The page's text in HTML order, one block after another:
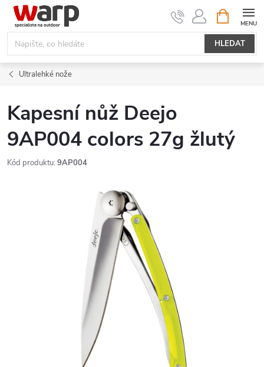
Přejít
obsah
HLEDAT
NÁKUPNÍ
KOŠÍK
Ultralehké nože
Kapesní nůž Deejo
9AP004 colors 27g žlutý
Kód produktu: 9AP004